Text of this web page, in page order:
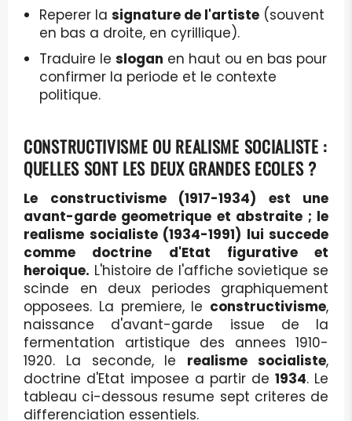
Reperer la signature de l'artiste (souvent
en bas a droite, en cyrillique).
Traduire le slogan en haut ou en bas pour
confirmer la periode et le contexte
politique.
CONSTRUCTIVISME OU REALISME SOCIALISTE :
QUELLES SONT LES DEUX GRANDES ECOLES ?
Le constructivisme (1917-1934) est une
avant-garde geometrique et abstraite ; le
realisme socialiste (1934-1991) lui succede
comme doctrine d'Etat figurative et
heroique. L'histoire de l'affiche sovietique se
scinde en deux periodes graphiquement
opposees. La premiere, le constructivisme,
naissance d'avant-garde issue de la
fermentation artistique des annees 1910-
1920. La seconde, le realisme socialiste,
doctrine d'Etat imposee a partir de 1934. Le
tableau ci-dessous resume sept criteres de
differenciation essentiels.